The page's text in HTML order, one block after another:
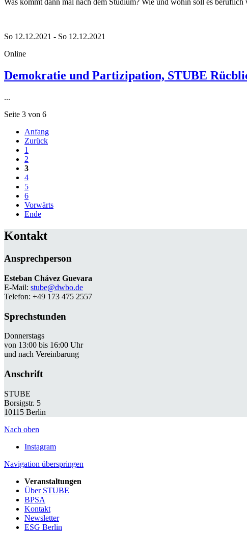
Was kommt dann mal nach dem Studium? Wie und wohin soll es
So 12.12.2021 - So 12.12.2021
Online
Demokratie und Partizipation, STUBE
...
Seite 3 von 6
Anfang
Zurück
1
2
3
4
5
6
Vorwärts
Ende
Kontakt
Ansprechperson
Esteban Chávez Guevara
E-Mail: stube@dwbo.de
Telefon: +49 173 475 2557
Sprechstunden
Donnerstags
von 13:00 bis 16:00 Uhr
und nach Vereinbarung
Anschrift
STUBE
Borsigstr. 5
10115 Berlin
Nach oben
Instagram
Navigation überspringen
Veranstaltungen
Über STUBE
BPSA
Kontakt
Newsletter
ESG Berlin